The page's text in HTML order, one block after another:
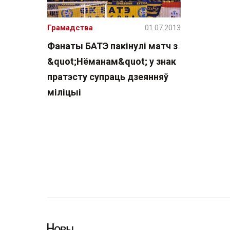
Фанаты БАТЭ пакінулі матч з
&quot;Нёманам&quot; у знак
пратэсту супраць дзеянняў
міліцыі
Грамадства 01.07.2013